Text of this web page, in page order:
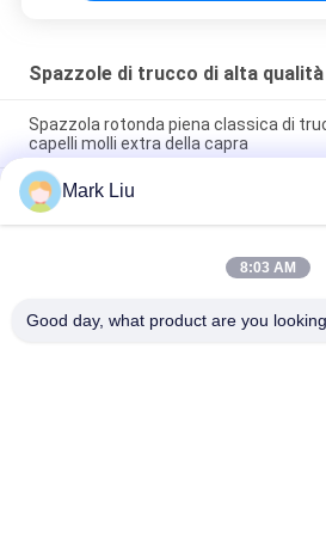
Spazzole di trucco di alta qualità
Spazzola rotonda piena classica di
capelli molli extra della capra
Spazzola di trucco dei capelli della
Vonira grande/spazzole di qualità
di legno
Spazzola pura di trucco della guancia
Mark Liu
8:03 AM
Good day, what product are you